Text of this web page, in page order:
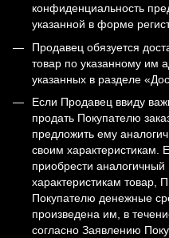
конфиденциальность
указанной в форме
Продавец обязуется
товар по указанному им
указанных в разделе
Если Продавец ввиду
продать Покупателю
предложить ему
своим характеристикам.
приобрести
характеристикам товар,
Покупателю денежные
произведена им, в
согласно Заявлению